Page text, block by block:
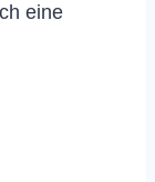
eine